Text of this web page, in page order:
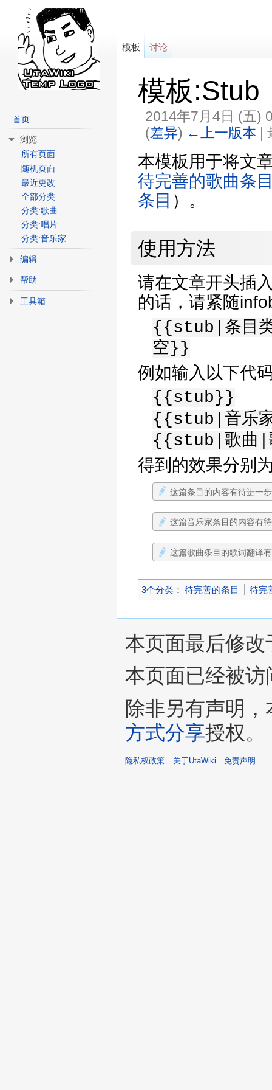
模板:Stub
2014年7月4日 (五)
(差异) ←上一版本 |
本模板用于将文
待完善的歌曲条
条目 ）。
使用方法
请在文章开头插
的话，请紧随
{{stub|条目类
空}}
例如输入以下代
{{stub}}
{{stub|音乐
{{stub|歌曲|
得到的效果分别
这篇条目的内容有待进一
这篇音乐家条目的内容有
这篇歌曲条目的歌词翻译
3个分类： 待完善的条目 待完
模板 讨论
首页
浏览
所有页面
随机页面
最近更改
全部分类
分类:歌曲
分类:唱片
分类:音乐家
编辑
帮助
工具箱
本页面最后修
本页面已经被
除非另有声明
方式分享授权。
隐私权政策 关于UtaWiki 免责声明